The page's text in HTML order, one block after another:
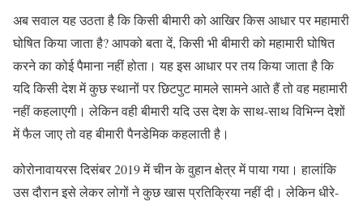
अब सवाल यह उठता है कि किसी बीमारी को आखिर किस आधार पर महामारी
घोषित किया जाता है? आपको बता दें, किसी भी बीमारी को महामारी घोषित
करने का कोई पैमाना नहीं होता। यह इस आधार पर तय किया जाता है कि
यदि किसी देश में कुछ स्थानों पर छिटपुट मामले सामने आते हैं तो वह महामारी
नहीं कहलाएगी। लेकिन वही बीमारी यदि उस देश के साथ-साथ विभिन्न देशों
में फैल जाए तो वह बीमारी पैनडेमिक कहलाती है।
कोरोनावायरस दिसंबर 2019 में चीन के वुहान क्षेत्र में पाया गया। हालांकि
उस दौरान इसे लेकर लोगों ने कुछ खास प्रतिक्रिया नहीं दी। लेकिन धीरे-